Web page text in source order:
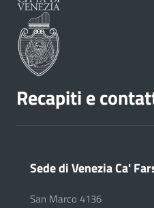
Recapiti e
Sede di Venezia Ca'
San Marco 4136